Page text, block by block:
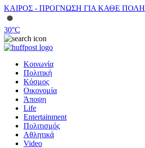
ΚΑΙΡΟΣ - ΠΡΟΓΝΩΣΗ ΓΙΑ ΚΑΘΕ ΠΟΛΗ
30°C
Κοινωνία
Πολιτική
Κόσμος
Οικονομία
Άποψη
Life
Entertainment
Πολιτισμός
Αθλητικά
Video